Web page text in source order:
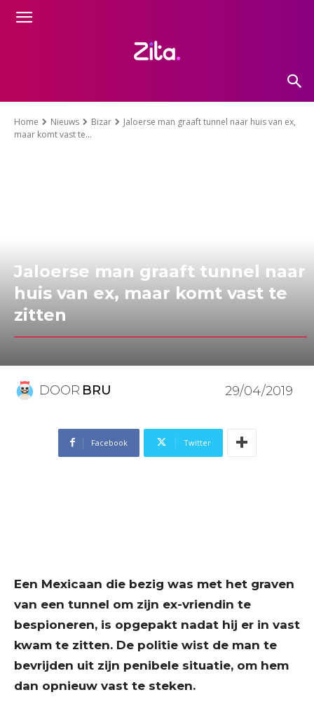
Home Nieuws Bizar
Jaloerse man graaft tunnel naar huis van ex,
maar komt vast te...
Jaloerse man graaft tunnel naar
huis van ex, maar komt vast te
zitten
DOOR BRU 29/04/2019
Facebook Twitter
Een Mexicaan die bezig was met het graven
van een tunnel om zijn ex-vriendin te
bespioneren, is opgepakt nadat hij er in vast
kwam te zitten. De politie wist de man te
bevrijden uit zijn penibele situatie, om hem
dan opnieuw vast te steken.